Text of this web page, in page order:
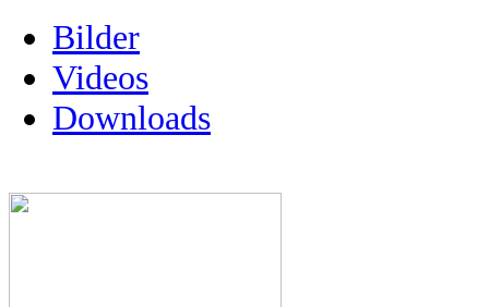
Bilder
Videos
Downloads